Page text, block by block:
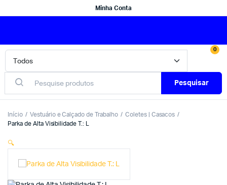
Minha Conta
0
Pesquisar
Início Vestuário e Calçado de Trabalho
Coletes | Casacos
Parka de Alta Visibilidade T.: L
🔍